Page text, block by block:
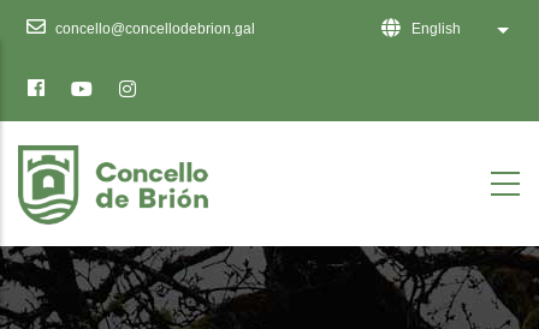
sitio
web
inclúe
un
sistema
de
concello@concellodebrion.gal English List